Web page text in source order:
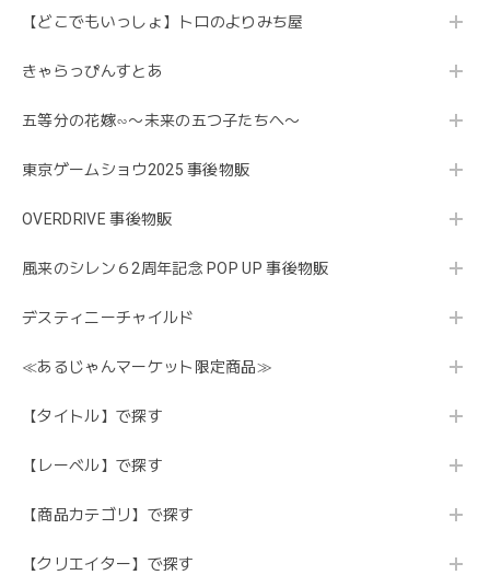
【どこでもいっしょ】トロのよりみち屋
きゃらっぴんすとあ
五等分の花嫁∽〜未来の五つ子たちへ〜
東京ゲームショウ2025 事後物販
OVERDRIVE 事後物販
風来のシレン６2周年記念 POP UP 事後物販
デスティニーチャイルド
≪あるじゃんマーケット限定商品≫
【タイトル】で探す
【レーベル】で探す
【商品カテゴリ】で探す
【クリエイター】で探す